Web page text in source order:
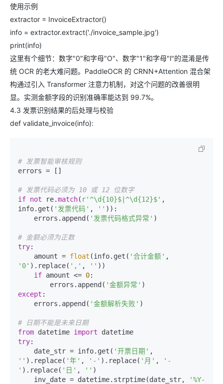
使用示例
extractor = InvoiceExtractor()
info = extractor.extract('./invoice_sample.jpg')
print(info)
这里有个细节：数字"0"和字母"O"、数字"1"和字母"l"的混淆是传
统 OCR 的老大难问题。PaddleOCR 的 CRNN+Attention 混合架
构通过引入 Transformer 注意力机制，对这个问题的改善很明
显。实测金额字段的识别准确率能达到 99.7%。
4.3 发票识别结果的后处理与校验
def validate_invoice(info):
# 发票智能审核规则
errors = []
# 发票代码必须为 10 或 12 位数字
if not re.match( r'^\d{10}$|^\d{12}$' ,
info.get( '发票代码' , '' )):
    errors.append(
'发票代码格式异常' )
# 金额必须为正数
try:
    amount =
float (info.get( '合计金额'
'0' ).replace( ',' , '' ))
if amount <= 0:
        errors.append(
'金额异常'
except :
    errors.append(
'金额解析失败' )
# 日期不能是未来日期
from datetime import
try:
    date_str = info.get(
'开票日期'
'' ).replace( '年' , '-' ).replace( '月' ,
'-
' ).replace( '日' , '' )
    inv_date = datetime.strptime(date_str,
'%Y-